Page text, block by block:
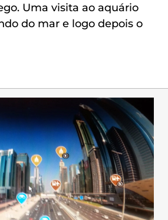
Uma visita ao aquário
do mar e logo depois o